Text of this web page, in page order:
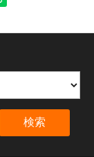
検索